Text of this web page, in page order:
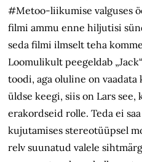
#Metoo-liikumise valguses
filmi ammu enne hiljutisi
seda filmi ilmselt teha
Loomulikult peegeldab
toodi, aga oluline on
üldse keegi, siis on Lars
erakordseid rolle. Teda ei
kujutamises stereotüüpsel
relv suunatud valele